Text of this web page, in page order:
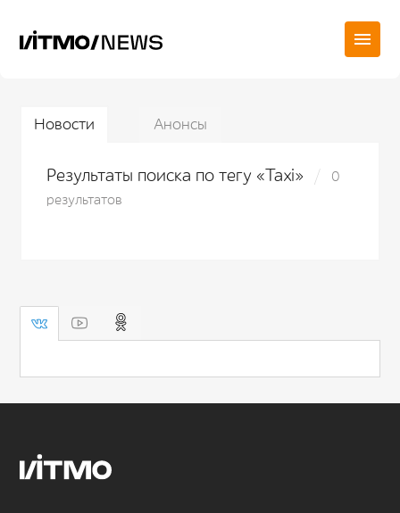
Новости Анонсы
Результаты поиска по тегу «Taxi»
0
результатов